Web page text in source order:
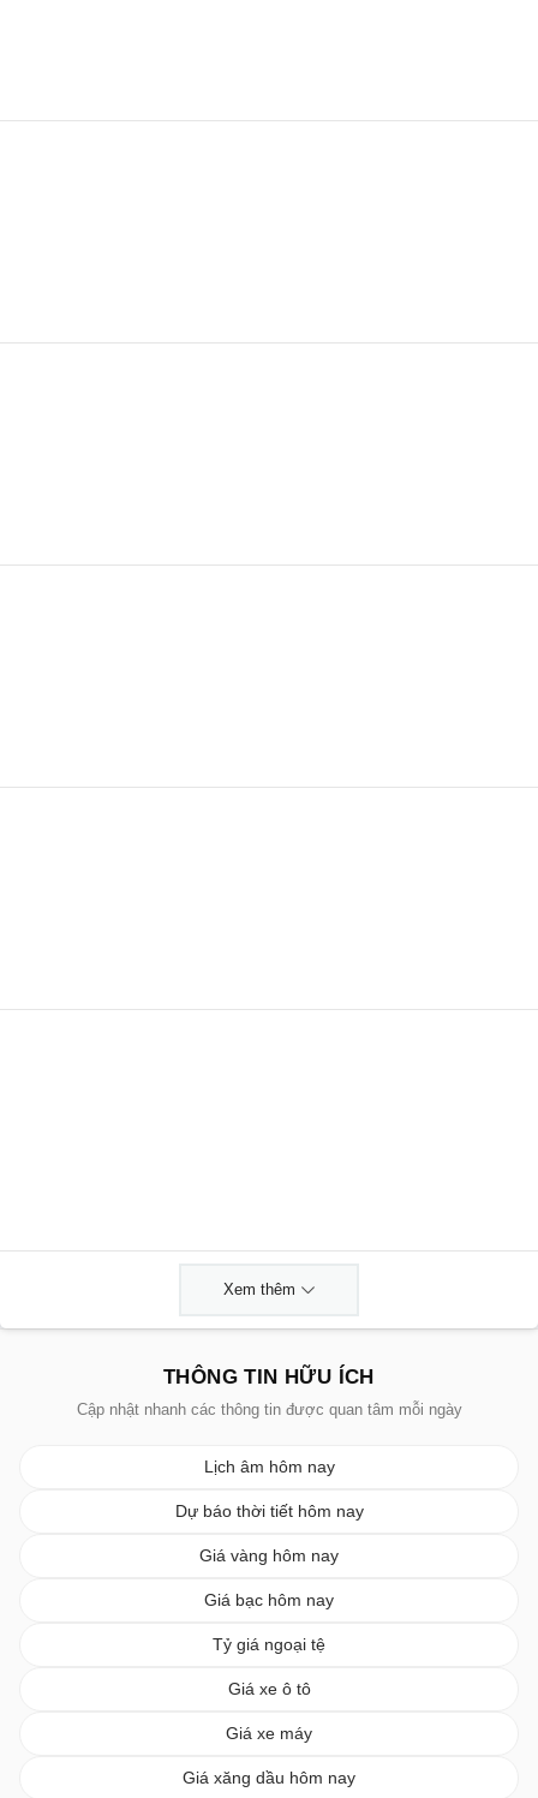
Xem thêm
THÔNG TIN HỮU ÍCH
Cập nhật nhanh các thông tin được quan tâm mỗi ngày
Lịch âm hôm nay
Dự báo thời tiết hôm nay
Giá vàng hôm nay
Giá bạc hôm nay
Tỷ giá ngoại tệ
Giá xe ô tô
Giá xe máy
Giá xăng dầu hôm nay